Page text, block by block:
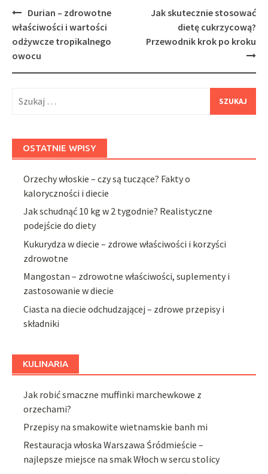
Post
navigation
Durian – zdrowotne
właściwości i wartości
odżywcze tropikalnego
owocu
Jak skutecznie stosować
dietę cukrzycową?
Przewodnik krok po kroku
OSTATNIE WPISY
Orzechy włoskie – czy są tuczące? Fakty o
kaloryczności i diecie
Jak schudnąć 10 kg w 2 tygodnie? Realistyczne
podejście do diety
Kukurydza w diecie – zdrowe właściwości i korzyści
zdrowotne
Mangostan – zdrowotne właściwości, suplementy i
zastosowanie w diecie
Ciasta na diecie odchudzającej – zdrowe przepisy i
składniki
KULINARIA
Jak robić smaczne muffinki marchewkowe z
orzechami?
Przepisy na smakowite wietnamskie banh mi
Restauracja włoska Warszawa Śródmieście –
najlepsze miejsce na smak Włoch w sercu stolicy